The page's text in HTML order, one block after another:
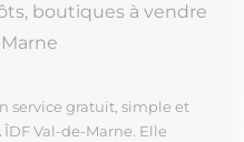
boutiques à vendre
service gratuit, simple et
Val-de-Marne. Elle